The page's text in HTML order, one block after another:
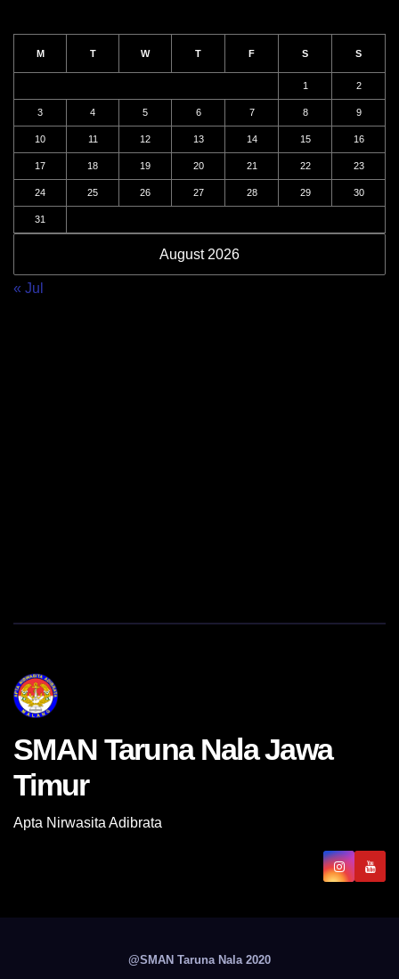
August 2026
M T W T F S S
1 2
3 4 5 6 7 8 9
10 11 12 13 14 15 16
17 18 19 20 21 22 23
24 25 26 27 28 29 30
31
« Jul
SMAN Taruna Nala Jawa
Timur
Apta Nirwasita Adibrata
@SMAN Taruna Nala 2020